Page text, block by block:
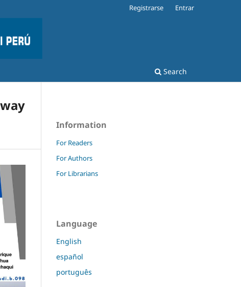
Search
Registrarse Entrar
Information
For Readers
For Authors
For Librarians
Language
English
español
português